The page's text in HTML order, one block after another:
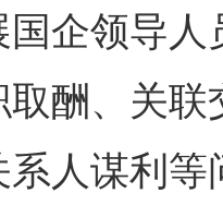
企领导
酬、关
人谋利